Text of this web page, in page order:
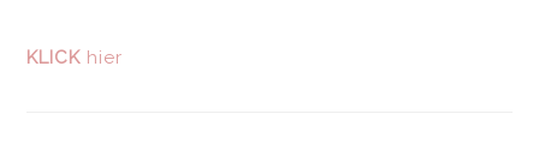
KLICK hier